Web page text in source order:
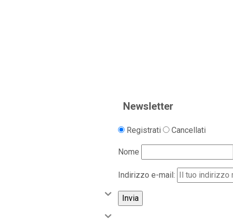
Newsletter
Registrati Cancellati
Nome
Indirizzo e-mail: